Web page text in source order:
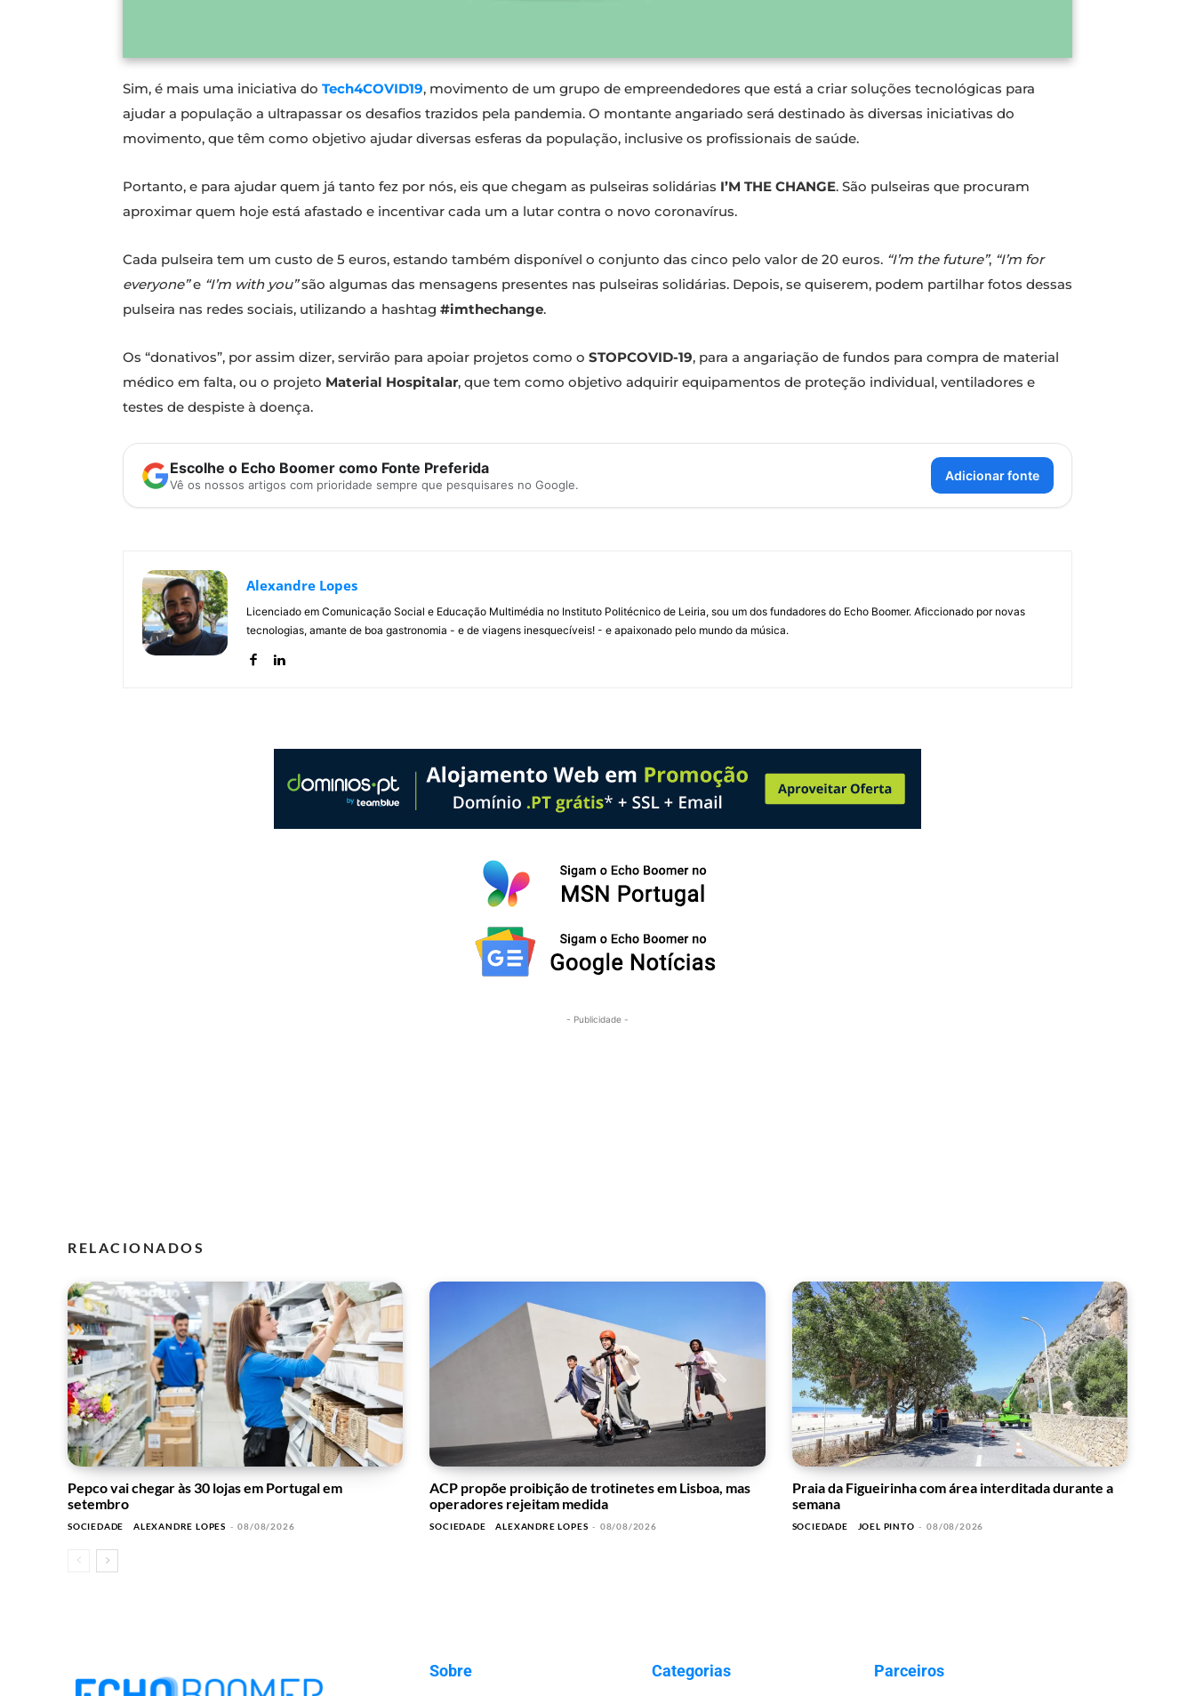
Sim, é mais uma iniciativa do Tech4COVID19, movimento de um grupo de empreendedores que está a criar soluções tecnológicas para
ajudar a população a ultrapassar os desafios trazidos pela pandemia. O montante angariado será destinado às diversas iniciativas do
movimento, que têm como objetivo ajudar diversas esferas da população, inclusive os profissionais de saúde.
Portanto, e para ajudar quem já tanto fez por nós, eis que chegam as pulseiras solidárias I’M THE CHANGE. São pulseiras que procuram
aproximar quem hoje está afastado e incentivar cada um a lutar contra o novo coronavírus.
Cada pulseira tem um custo de 5 euros, estando também disponível o conjunto das cinco pelo valor de 20 euros. “I’m the future”, “I’m for
everyone”e “I’m with you”são algumas das mensagens presentes nas pulseiras solidárias. Depois, se quiserem, podem partilhar fotos dessas
pulseira nas redes sociais, utilizando a hashtag #imthechange.
Os “donativos”, por assim dizer, servirão para apoiar projetos como o STOPCOVID-19, para a angariação de fundos para compra de material
médico em falta, ou o projeto Material Hospitalar, que tem como objetivo adquirir equipamentos de proteção individual, ventiladores e
testes de despiste à doença.
Escolhe o Echo Boomer como Fonte Preferida
Vê os nossos artigos com prioridade sempre que pesquisares no Google.
Adicionar fonte
Alexandre Lopes
Licenciado em Comunicação Social e Educação Multimédia no Instituto Politécnico de Leiria, sou um dos fundadores do Echo Boomer. Aficcionado por novas
tecnologias, amante de boa gastronomia - e de viagens inesquecíveis! - e apaixonado pelo mundo da música.
- Publicidade -
RELACIONADOS
Pepco vai chegar às 30 lojas em Portugal em
setembro
SOCIEDADE ALEXANDRE LOPES - 08/08/2026
ACP propõe proibição de trotinetes em Lisboa, mas
operadores rejeitam medida
SOCIEDADE ALEXANDRE LOPES - 08/08/2026
Praia da Figueirinha com área interditada durante a
semana
SOCIEDADE JOEL PINTO - 08/08/2026
Sobre Categorias Parceiros